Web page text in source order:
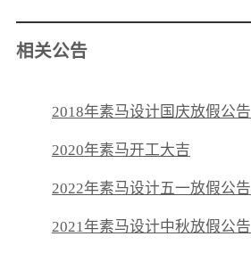
相关公告
2018年素马设计国庆放假公告
2020年素马开工大吉
2022年素马设计五一放假公告
2021年素马设计中秋放假公告